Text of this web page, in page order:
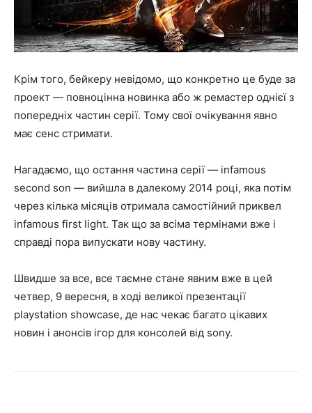
Крім того, бейкеру невідомо, що конкретно це буде за
проект — повноцінна новинка або ж ремастер однієї з
попередніх частин серії. Тому свої очікування явно
має сенс стримати.
Нагадаємо, що остання частина серії — infamous
second son — вийшла в далекому 2014 році, яка потім
через кілька місяців отримала самостійний приквел
infamous first light. Так що за всіма термінами вже і
справді пора випускати нову частину.
Швидше за все, все таємне стане явним вже в цей
четвер, 9 вересня, в ході великої презентації
playstation showcase, де нас чекає багато цікавих
новин і анонсів ігор для консолей від sony.